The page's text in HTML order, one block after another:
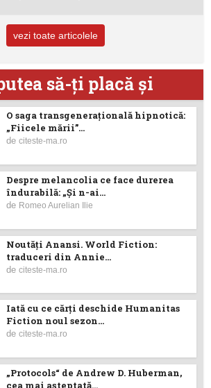
vezi toate articolele
să-ţi placă şi
O saga transgenerațională hipnotică:
„Fiicele mării”...
deciteste-ma.ro
Despre melancolia ce face durerea
îndurabilă: „Și n-ai...
de Romeo Aurelian Ilie
Noutăţi Anansi. World Fiction:
traduceri din Annie...
deciteste-ma.ro
Iată cu ce cărţi deschide Humanitas
Fiction noul sezon...
deciteste-ma.ro
„Protocols“ de Andrew D. Huberman,
cea mai așteptată...